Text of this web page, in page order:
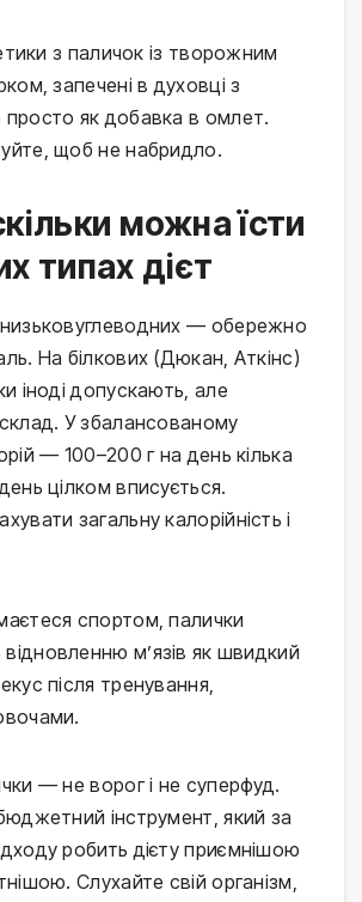
з паличок із творожним
запечені в духовці з
як добавка в омлет.
щоб не набридло.
можна їсти
типах дієт
— обережно
На білкових (Дюкан, Аткінс)
іноді допускають, але
У збалансованому
— 100–200 г на день кілька
цілком вписується.
загальну калорійність і
спортом, палички
м’язів як швидкий
після тренування,
— не ворог і не суперфуд.
інструмент, який за
робить дієту приємнішою
Слухайте свій організм,